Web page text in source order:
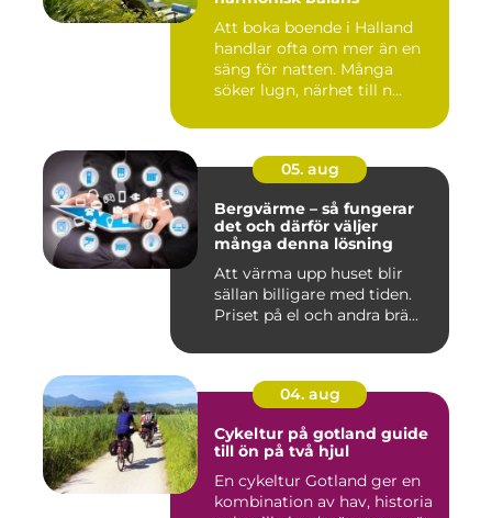
Att boka boende i Halland
handlar ofta om mer än en
säng för natten. Många
söker lugn, närhet till n...
05. aug
Bergvärme – så fungerar
det och därför väljer
många denna lösning
Att värma upp huset blir
sällan billigare med tiden.
Priset på el och andra brä...
04. aug
Cykeltur på gotland guide
till ön på två hjul
En cykeltur Gotland ger en
kombination av hav, historia